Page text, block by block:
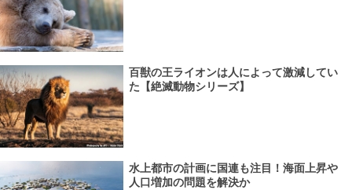
百獣の王ライオンは人によって激減してい
た【絶滅動物シリーズ】
水上都市の計画に国連も注目！海面上昇や
人口増加の問題を解決か